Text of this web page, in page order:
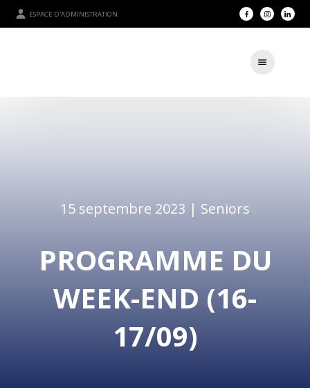
ESPACE D'ADMINISTRATION
15 septembre 2023 | Seniors
PROGRAMME DU
WEEK-END (16-
17/09)